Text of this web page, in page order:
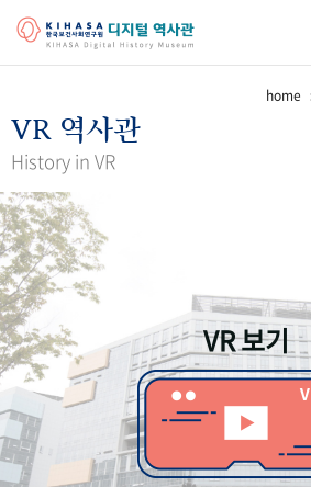
걸어온 길 기관 변천사
연구 역사
정책과 연구
간행물 변천사
기록물 아카이브
사진 아카이브 문서 기록물 행정박물
50 주년 기념
home
VR 역사관
History in VR
VR 보기